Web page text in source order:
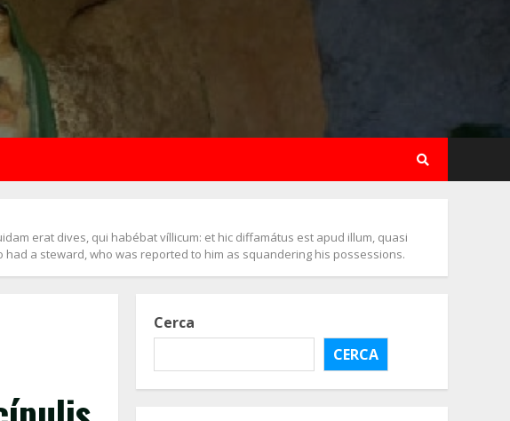
erat dives, qui habébat víllicum: et hic diffamátus est apud illum, quasi
a steward, who was reported to him as squandering his possessions.
Cerca
CERCA